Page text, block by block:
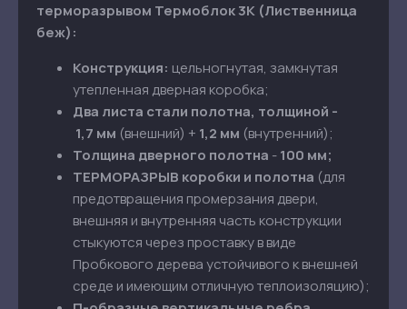
терморазрывом Термоблок 3К (Лиственница
беж):
Конструкция: цельногнутая, замкнутая
утепленная дверная коробка;
Два листа стали полотна, толщиной -
1,7 мм (внешний) + 1,2 мм (внутренний);
Толщина дверного полотна -100 мм;
ТЕРМОРАЗРЫВ коробки и полотна (для
предотвращения промерзания двери,
внешняя и внутренняя часть конструкции
стыкуются через проставку в виде
Пробкового дерева устойчивого к внешней
среде и имеющим отличную теплоизоляцию);